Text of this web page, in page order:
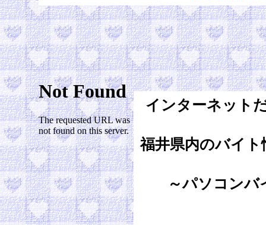
インターネット
福井県内のバイ
～パソコンバ